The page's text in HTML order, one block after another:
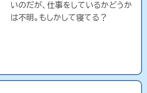
いのだが、仕事をしているかどうか
は不明。もしかして寝てる？